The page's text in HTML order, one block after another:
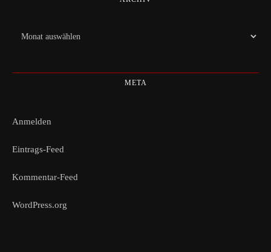
Archiv
META
Anmelden
Eintrags-Feed
Kommentar-Feed
WordPress.org